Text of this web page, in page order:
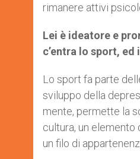
rimanere attivi
Lei è ideatore e
c’entra lo sport,
Lo sport fa parte
sviluppo della
mente, permette la
cultura, un
un filo di